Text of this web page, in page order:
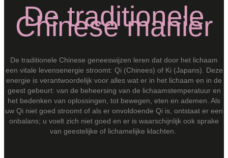
De traditionele
Chinese manier
De traditionele Chinese geneeswijzen leren dat door het lichaam
een vitale levensenergie stroomt: Qi (Chinees) of Ki (Japans). Deze
energie is verantwoordelijk voor alles wat er in het lichaam en in de
geest gebeurt: van de beheersing van de lichaamstemperatuur en
het bedenken van oplossingen, tot bewegen, eten en ademen. Als
uw Qi niet goed stroomt of als er onvoldoende Qi is, ontstaat er een
onbalans; u voelt zich niet goed en er is waarschijnlijk ook sprake
van geestelijke of lichamelijke klachten.